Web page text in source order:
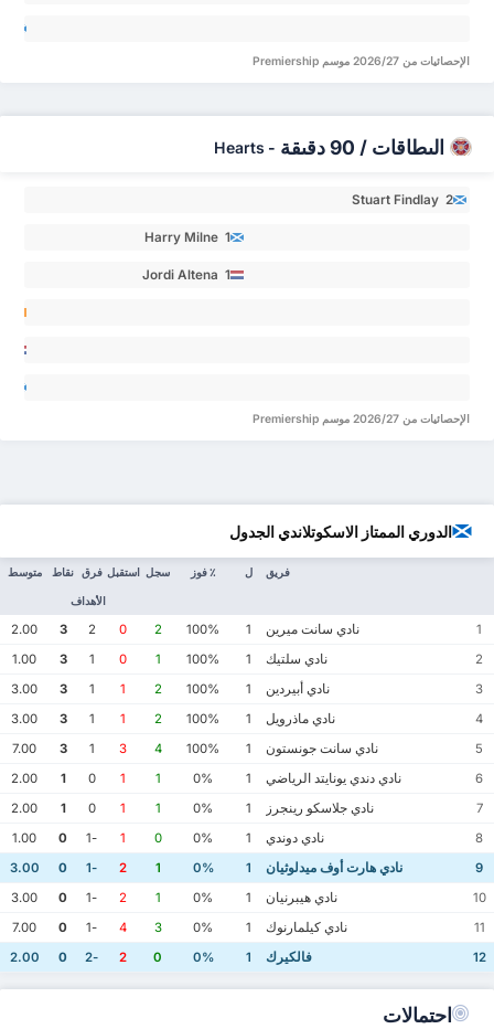
الإحصائيات من 2026/27 موسم Premiership
البطاقات / 90 دقيقة -
Hearts
Stuart Findlay 2
Harry Milne 1
Jordi Altena 1
الإحصائيات من 2026/27 موسم Premiership
الدوري الممتاز الاسكوتلاندي الجدول
فريق ل ٪ فوز سجل استقبل فرق
الأهداف
نقاط متوسط
1 نادي سانت ميرين 1
100%
2
0
2
3
2.00
2
نادي سلتيك 1
100%
1
0
1
3
1.00
3
نادي أبيردين 1
100%
2
1
1
3
3.00
4
نادي ماذرويل 1
100%
2
1
1
3
3.00
5
نادي سانت جونستون 1
100%
4
3
1
3
7.00
6
نادي دندي يونايتد الرياضي 1
0%
1
1
0
1
2.00
7
نادي جلاسكو رينجرز 1
0%
1
1
0
1
2.00
8
نادي دوندي 1
0%
0
1
-1
0
1.00
9
نادي هارت أوف ميدلوثيان 1
0%
1
2
-1
0
3.00
10
نادي هيبرنيان 1
0%
1
2
-1
0
3.00
11
نادي كيلمارنوك 1
0%
3
4
-1
0
7.00
12
فالكيرك 1
0%
0
2
-2
0
2.00
احتمالات